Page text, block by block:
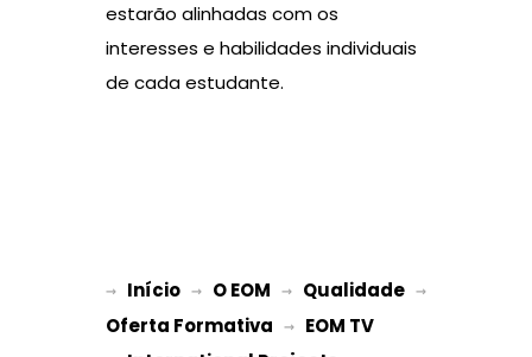
estarão alinhadas com os
interesses e habilidades individuais
de cada estudante.
→ Início → O EOM → Qualidade
Oferta Formativa → EOM TV